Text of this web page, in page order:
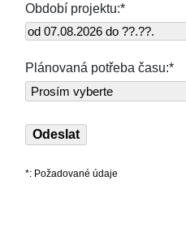
Období projektu:*
Plánovaná potřeba času:*
*: Požadované údaje